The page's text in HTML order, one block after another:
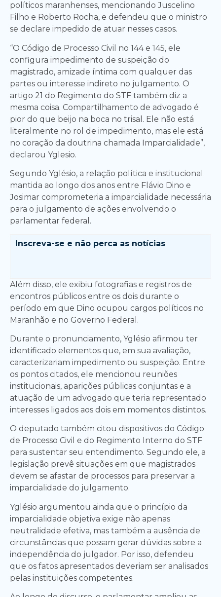
políticos maranhenses, mencionando Juscelino
Filho e Roberto Rocha, e defendeu que o ministro
se declare impedido de atuar nesses casos.
“O Código de Processo Civil no 144 e 145, ele
configura impedimento de suspeição do
magistrado, amizade íntima com qualquer das
partes ou interesse indireto no julgamento. O
artigo 21 do Regimento do STF também diz a
mesma coisa. Compartilhamento de advogado é
pior do que beijo na boca no trisal. Ele não está
literalmente no rol de impedimento, mas ele está
no coração da doutrina chamada Imparcialidade”,
declarou Yglesio.
Segundo Yglésio, a relação política e institucional
mantida ao longo dos anos entre Flávio Dino e
Josimar comprometeria a imparcialidade necessária
para o julgamento de ações envolvendo o
parlamentar federal.
Inscreva-se e não perca as notícias
Além disso, ele exibiu fotografias e registros de
encontros públicos entre os dois durante o
período em que Dino ocupou cargos políticos no
Maranhão e no Governo Federal.
Durante o pronunciamento, Yglésio afirmou ter
identificado elementos que, em sua avaliação,
caracterizariam impedimento ou suspeição. Entre
os pontos citados, ele mencionou reuniões
institucionais, aparições públicas conjuntas e a
atuação de um advogado que teria representado
interesses ligados aos dois em momentos distintos.
O deputado também citou dispositivos do Código
de Processo Civil e do Regimento Interno do STF
para sustentar seu entendimento. Segundo ele, a
legislação prevê situações em que magistrados
devem se afastar de processos para preservar a
imparcialidade do julgamento.
Yglésio argumentou ainda que o princípio da
imparcialidade objetiva exige não apenas
neutralidade efetiva, mas também a ausência de
circunstâncias que possam gerar dúvidas sobre a
independência do julgador. Por isso, defendeu
que os fatos apresentados deveriam ser analisados
pelas instituições competentes.